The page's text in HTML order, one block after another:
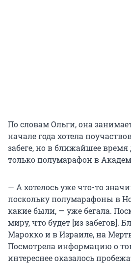
По словам Ольги, она
начале года хотела
забеге, но в ближайшее
только полумарафон в
— А хотелось уже что-то
поскольку полумарафоны в
какие были, — уже бегала.
миру, что будет [из забегов].
Марокко и в Израиле, на
Посмотрела информацию о
интереснее оказалось